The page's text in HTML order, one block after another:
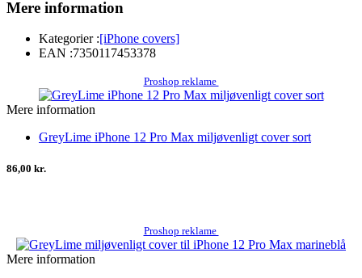
Mere information
Kategorier :[iPhone covers]
EAN :7350117453378
Proshop reklame
Mere information
GreyLime iPhone 12 Pro Max miljøvenligt cover sort
86,00 kr.
Proshop reklame
Mere information